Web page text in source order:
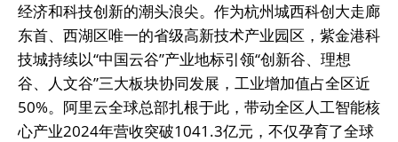
经济和科技创新的潮头浪尖。作为杭州城西科创大走廊
东首、西湖区唯一的省级高新技术产业园区，紫金港科
技城持续以“中国云谷”产业地标引领“创新谷、理想
谷、人文谷”三大板块协同发展，工业增加值占全区近
50%。阿里云全球总部扎根于此，带动全区人工智能核
心产业2024年营收突破1041.3亿元，不仅孕育了全球